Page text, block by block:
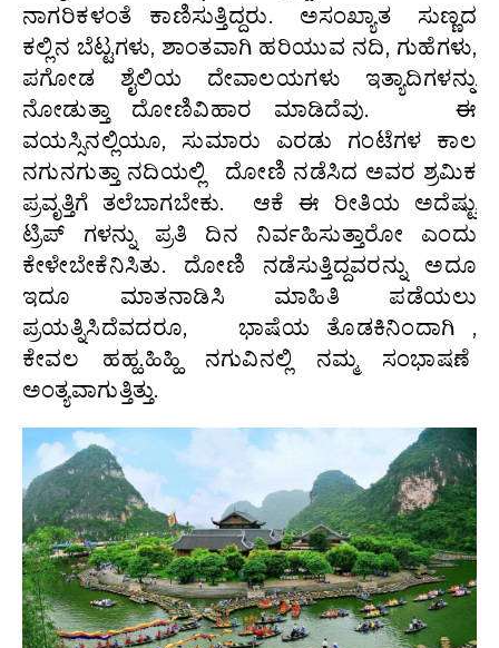
ನಾಗರಿಕಳಂತೆ ಕಾಣಿಸುತ್ತಿದ್ದರು. ಅಸಂಖ್ಯಾತ ಸುಣ್ಣದ
ಕಲ್ಲಿನ ಬೆಟ್ಟಗಳು, ಶಾಂತವಾಗಿ ಹರಿಯುವ ನದಿ, ಗುಹೆಗಳು,
ಪಗೋಡ ಶೈಲಿಯ ದೇವಾಲಯಗಳು ಇತ್ಯಾದಿಗಳನ್ನು
ನೋಡುತ್ತಾ ದೋಣಿವಿಹಾರ ಮಾಡಿದೆವು. ಈ
ವಯಸ್ಸಿನಲ್ಲಿಯೂ, ಸುಮಾರು ಎರಡು ಗಂಟೆಗಳ ಕಾಲ
ನಗುನಗುತ್ತಾ ನದಿಯಲ್ಲಿ ದೋಣಿ ನಡೆಸಿದ ಅವರ ಶ್ರಮಿಕ
ಪ್ರವೃತ್ತಿಗೆ ತಲೆಬಾಗಬೇಕು. ಆಕೆ ಈ ರೀತಿಯ ಅದೆಷ್ಟು
ಟ್ರಿಪ್ ಗಳನ್ನು ಪ್ರತಿ ದಿನ ನಿರ್ವಹಿಸುತ್ತಾರೋ ಎಂದು
ಕೇಳೇಬೇಕೆನಿಸಿತು. ದೋಣಿ ನಡೆಸುತ್ತಿದ್ದವರನ್ನು ಅದೂ
ಇದೂ ಮಾತನಾಡಿಸಿ ಮಾಹಿತಿ ಪಡೆಯಲು
ಪ್ರಯತ್ನಿಸಿದೆವದರೂ, ಭಾಷೆಯ ತೊಡಕಿನಿಂದಾಗಿ ,
ಕೇವಲ ಹಹ್ಹ.ಹಿಹ್ಹಿ ನಗುವಿನಲ್ಲಿ ನಮ್ಮ ಸಂಭಾಷಣೆ
ಅಂತ್ಯವಾಗುತ್ತಿತ್ತು.